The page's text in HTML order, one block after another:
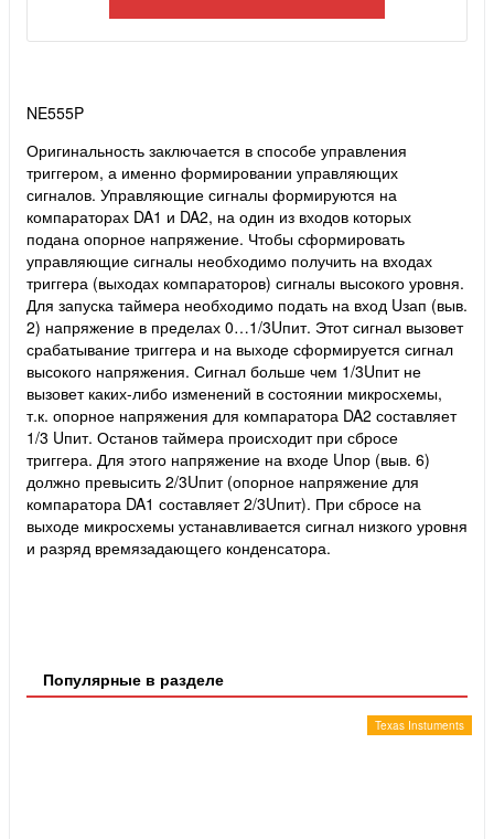
NE555P
Оригинальность заключается в способе управления
триггером, а именно формировании управляющих
сигналов. Управляющие сигналы формируются на
компараторах DA1 и DA2, на один из входов которых
подана опорное напряжение. Чтобы сформировать
управляющие сигналы необходимо получить на входах
триггера (выходах компараторов) сигналы высокого уровня.
Для запуска таймера необходимо подать на вход Uзап (выв.
2) напряжение в пределах 0…1/3Uпит. Этот сигнал вызовет
срабатывание триггера и на выходе сформируется сигнал
высокого напряжения. Сигнал больше чем 1/3Uпит не
вызовет каких-либо изменений в состоянии микросхемы,
т.к. опорное напряжения для компаратора DA2 составляет
1/3 Uпит. Останов таймера происходит при сбросе
триггера. Для этого напряжение на входе Uпор (выв. 6)
должно превысить 2/3Uпит (опорное напряжение для
компаратора DA1 составляет 2/3Uпит). При сбросе на
выходе микросхемы устанавливается сигнал низкого уровня
и разряд времязадающего конденсатора.
Популярные в разделе
Texas Instuments